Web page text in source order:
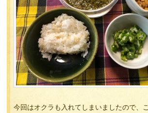
今回はオクラも入れてしまいましたので、